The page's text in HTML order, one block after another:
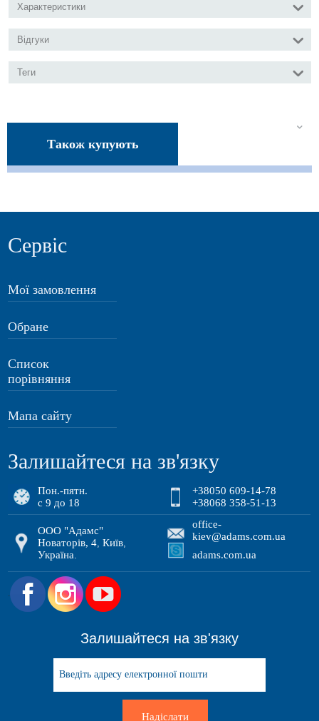
Характеристики
Відгуки
Теги
Також купують
Сервіс
Мої замовлення
Обране
Список
порівняння
Мапа сайту
Залишайтеся на зв'язку
Пон.-пятн.
с 9 до 18
+38050 609-14-78
+38068 358-51-13
ООО "Адамс"
Новаторів, 4 ,Київ
Україна
office-
kiev@adams.com.ua
adams.com.ua
.
Залишайтеся на зв'язку
Надіслати